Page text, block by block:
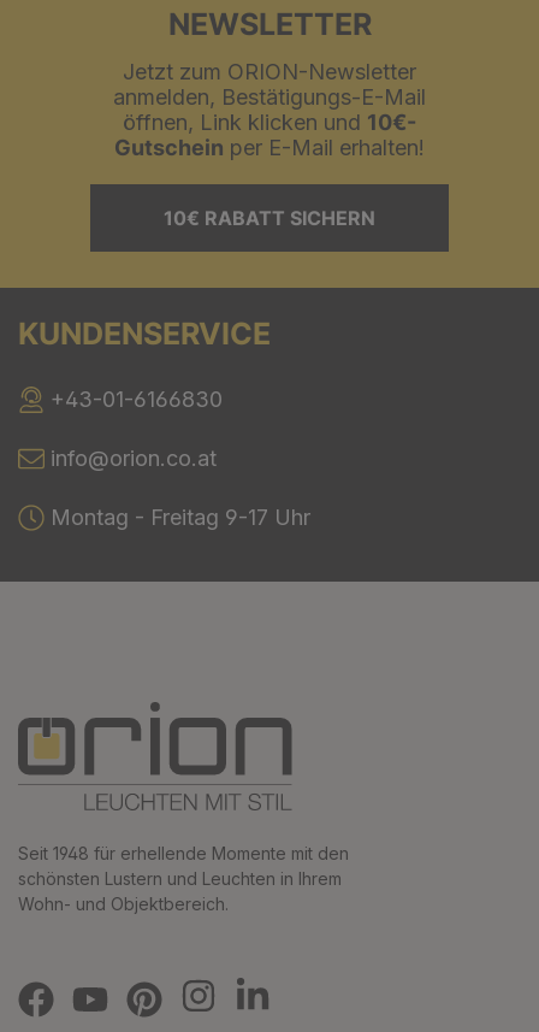
NEWSLETTER
Jetzt zum ORION-Newsletter
anmelden, Bestätigungs-E-Mail
öffnen, Link klicken und 10€-
Gutschein per E-Mail erhalten!
10€ RABATT SICHERN
KUNDENSERVICE
+43-01-6166830
info@orion.co.at
Montag - Freitag 9-17 Uhr
Seit 1948 für erhellende Momente mit den
schönsten Lustern und Leuchten in Ihrem
Wohn- und Objektbereich.